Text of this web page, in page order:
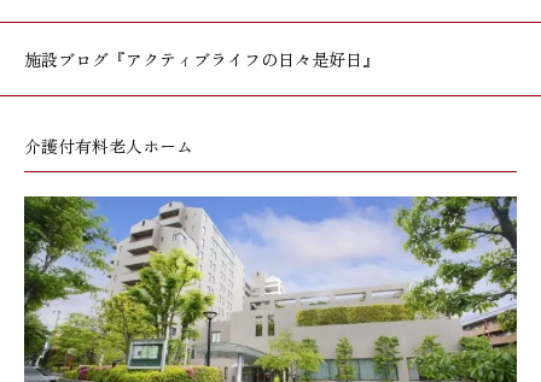
施設ブログ 『アクティブライフの日々是好日』
介護付有料老人ホーム